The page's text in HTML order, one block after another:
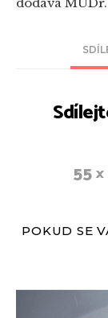
55
POKUD SE